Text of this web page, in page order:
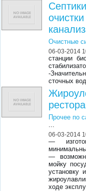
Очистные
06-03-2014
станции
-
сточных
Прочее по
...
06-03-2014
—
—
мойку
установку
ходе